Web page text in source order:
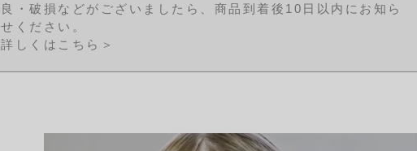
良・破損などがございましたら、商品到着後10日以内にお知ら
せください。
詳しくはこちら＞